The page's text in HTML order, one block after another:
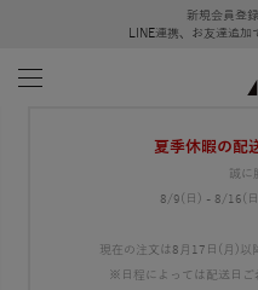
新規会員登
LINE連携、お友達追加
夏季休暇の配
誠に
8/9(日) - 8/16(日)
現在の注文は8月17日(月)以
※日程によっては配送日ご